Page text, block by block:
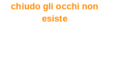
chiudo gli occhi non
esiste